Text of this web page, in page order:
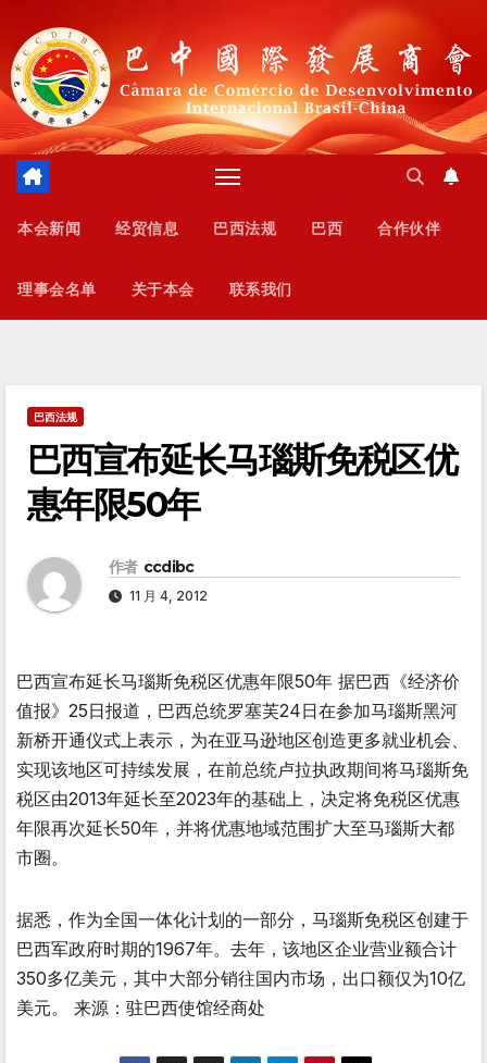
内
本会新闻 经贸信息 巴西法规 巴西 合作伙伴
理事会名单 关于本会 联系我们
巴西法规
巴西宣布延长马瑙斯免税区优
惠年限50年
作者 ccdibc
11 月 4, 2012
巴西宣布延长马瑙斯免税区优惠年限50年 据巴西《经济价
值报》25日报道，巴西总统罗塞芙24日在参加马瑙斯黑河
新桥开通仪式上表示，为在亚马逊地区创造更多就业机会、
实现该地区可持续发展，在前总统卢拉执政期间将马瑙斯免
税区由2013年延长至2023年的基础上，决定将免税区优惠
年限再次延长50年，并将优惠地域范围扩大至马瑙斯大都
市圈。
据悉，作为全国一体化计划的一部分，马瑙斯免税区创建于
巴西军政府时期的1967年。去年，该地区企业营业额合计
350多亿美元，其中大部分销往国内市场，出口额仅为10亿
美元。 来源：驻巴西使馆经商处